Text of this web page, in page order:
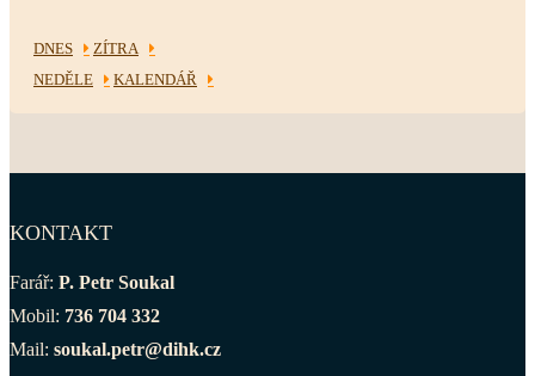
DNES
ZÍTRA
NEDĚLE
KALENDÁŘ
KONTAKT
Farář: P. Petr Soukal
Mobil: 736 704 332
Mail: soukal.petr@dihk.cz